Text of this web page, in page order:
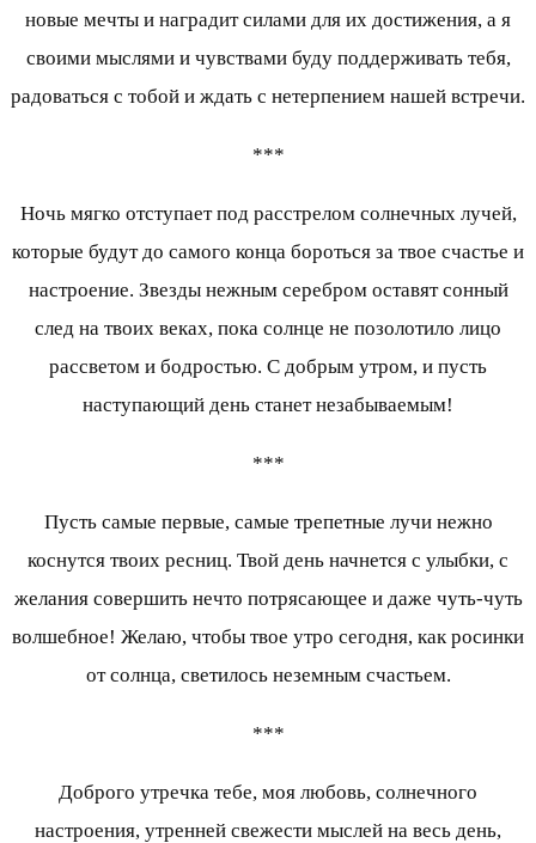
новые мечты и наградит силами для их достижения, а я
своими мыслями и чувствами буду поддерживать тебя,
радоваться с тобой и ждать с нетерпением нашей встречи.
***
Ночь мягко отступает под расстрелом солнечных лучей,
которые будут до самого конца бороться за твое счастье и
настроение. Звезды нежным серебром оставят сонный
след на твоих веках, пока солнце не позолотило лицо
рассветом и бодростью. С добрым утром, и пусть
наступающий день станет незабываемым!
***
Пусть самые первые, самые трепетные лучи нежно
коснутся твоих ресниц. Твой день начнется с улыбки, с
желания совершить нечто потрясающее и даже чуть-чуть
волшебное! Желаю, чтобы твое утро сегодня, как росинки
от солнца, светилось неземным счастьем.
***
Доброго утречка тебе, моя любовь, солнечного
настроения, утренней свежести мыслей на весь день,